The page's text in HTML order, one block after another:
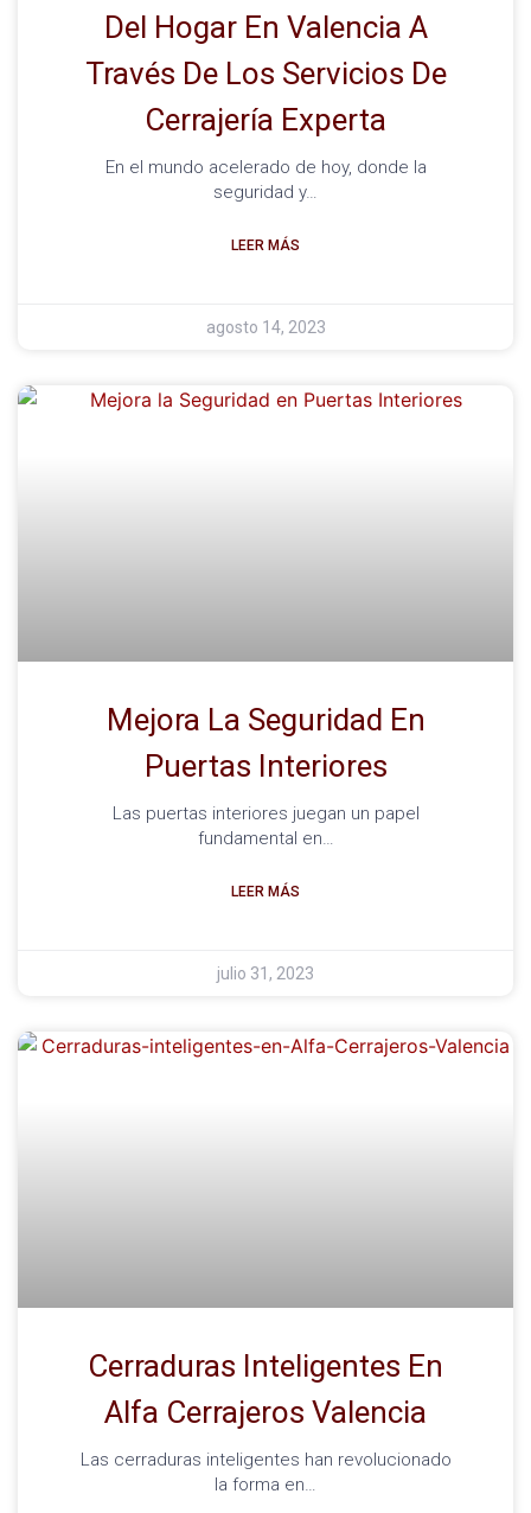
Del Hogar En Valencia A
Través De Los Servicios De
Cerrajería Experta
En el mundo acelerado de hoy, donde la
seguridad y…
LEER MÁS
agosto 14, 2023
Mejora La Seguridad En
Puertas Interiores
Las puertas interiores juegan un papel
fundamental en…
LEER MÁS
julio 31, 2023
Cerraduras Inteligentes En
Alfa Cerrajeros Valencia
Las cerraduras inteligentes han revolucionado
la forma en…